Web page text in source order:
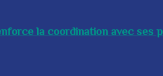
la coordination avec ses